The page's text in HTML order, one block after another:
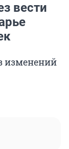
вести
изменений